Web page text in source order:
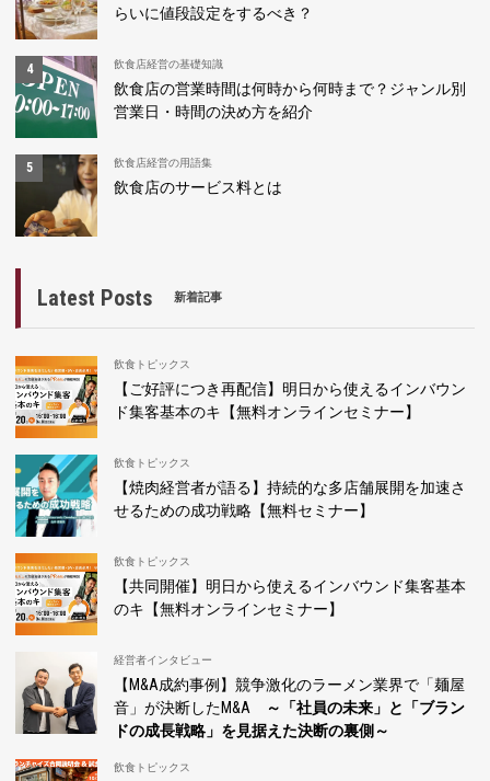
らいに値段設定をするべき？
飲食店経営の基礎知識
飲食店の営業時間は何時から何時まで？ジャンル別
営業日・時間の決め方を紹介
飲食店経営の用語集
飲食店のサービス料とは
Latest Posts 新着記事
飲食トピックス
【ご好評につき再配信】明日から使えるインバウン
ド集客基本のキ【無料オンラインセミナー】
飲食トピックス
【焼肉経営者が語る】持続的な多店舗展開を加速さ
せるための成功戦略【無料セミナー】
飲食トピックス
【共同開催】明日から使えるインバウンド集客基本
のキ【無料オンラインセミナー】
経営者インタビュー
【M&A成約事例】競争激化のラーメン業界で「麺屋
音」が決断したM&A
～「社員の未来」と「ブラン
ドの成長戦略」を見据えた決断の裏側～
飲食トピックス